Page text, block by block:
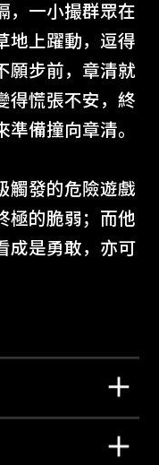
，一小撮群眾在
地上躍動，逗得
願步前，章清就
得慌張不安，終
備撞向章清。
觸發的危險遊戲
極的脆弱；而他
成是勇敢，亦可